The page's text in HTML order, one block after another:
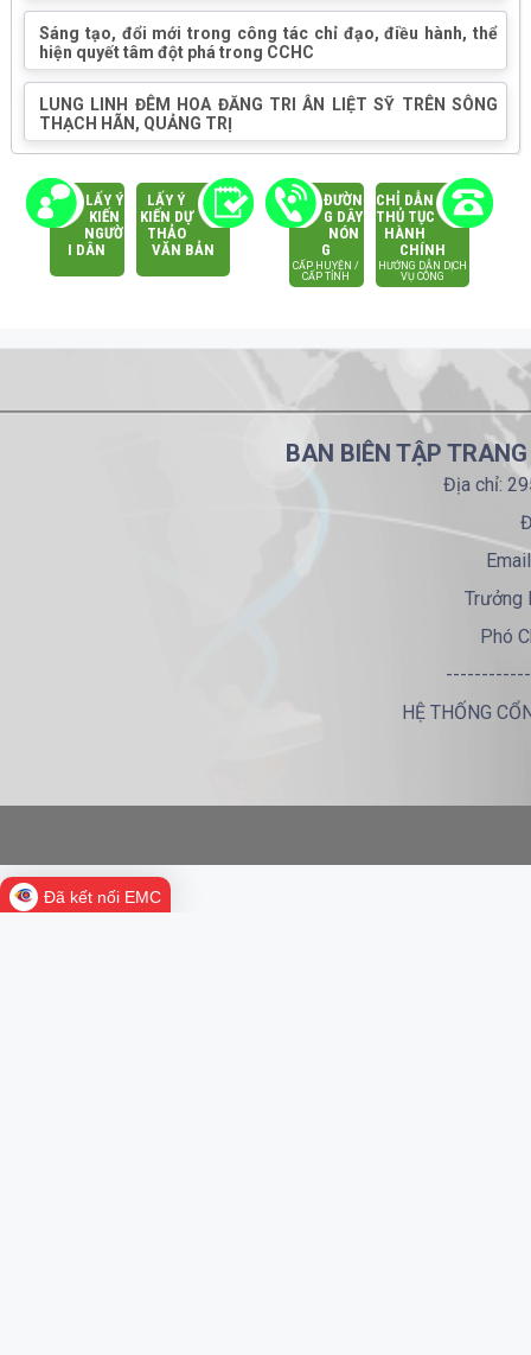
Sáng tạo, đổi mới trong công tác chỉ đạo, điều hành, thể
hiện quyết tâm đột phá trong CCHC
LUNG LINH ĐÊM HOA ĐĂNG TRI ÂN LIỆT SỸ TRÊN SÔNG
THẠCH HÃN, QUẢNG TRỊ
LẤY Ý
KIẾN
NGƯỜ
I DÂN
LẤY Ý
KIẾN DỰ
THẢO
VĂN BẢN
ĐƯỜN
G DÂY
NÓN
G
CẤP HUYỆN /
CẤP TỈNH
CHỈ DẪN
THỦ TỤC
HÀNH
CHÍNH
HƯỚNG DẪN DỊCH
VỤ CÔNG
BAN BIÊN TẬP
Địa chỉ:
Trưởng
Phó
HỆ THỐNG
Đã kết nối EMC